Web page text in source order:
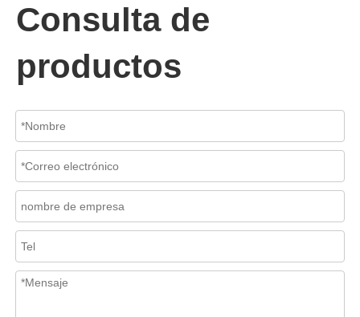
Mecanismo de separación de flujo en filtros de cesta
En los sistemas de tuberías industriales, mantener la calidad del
Consulta de
productos